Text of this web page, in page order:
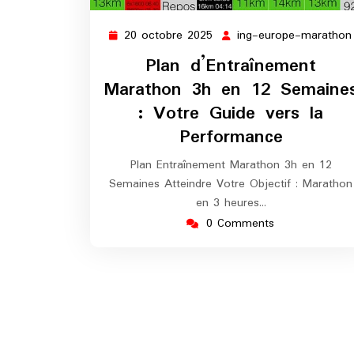
20 octobre 2025 20
octobre
2025
ing-europe-marathon
Plan d’Entraînement
Marathon 3h en 12
: Votre Guide vers la
Performance
Plan Entraînement Marathon 3h en 12
Semaines Atteindre Votre Objectif : Marathon
en 3 heures…
0 Comments